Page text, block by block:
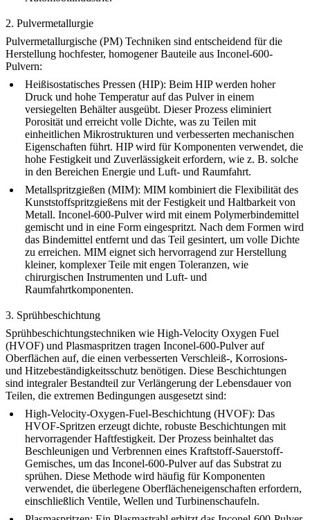
2. Pulvermetallurgie
Pulvermetallurgische (PM) Techniken sind entscheidend für die
Herstellung hochfester, homogener Bauteile aus Inconel-600-
Pulvern:
Heißisostatisches Pressen (HIP): Beim HIP werden hoher
Druck und hohe Temperatur auf das Pulver in einem
versiegelten Behälter ausgeübt. Dieser Prozess eliminiert
Porosität und erreicht volle Dichte, was zu Teilen mit
einheitlichen Mikrostrukturen und verbesserten mechanischen
Eigenschaften führt. HIP wird für Komponenten verwendet, die
hohe Festigkeit und Zuverlässigkeit erfordern, wie z. B. solche
in den Bereichen Energie und Luft- und Raumfahrt.
Metallspritzgießen (MIM): MIM kombiniert die Flexibilität des
Kunststoffspritzgießens mit der Festigkeit und Haltbarkeit von
Metall. Inconel-600-Pulver wird mit einem Polymerbindemittel
gemischt und in eine Form eingespritzt. Nach dem Formen wird
das Bindemittel entfernt und das Teil gesintert, um volle Dichte
zu erreichen. MIM eignet sich hervorragend zur Herstellung
kleiner, komplexer Teile mit engen Toleranzen, wie
chirurgischen Instrumenten und Luft- und
Raumfahrtkomponenten.
3. Sprühbeschichtung
Sprühbeschichtungstechniken wie High-Velocity Oxygen Fuel
(HVOF) und Plasmaspritzen tragen Inconel-600-Pulver auf
Oberflächen auf, die einen verbesserten Verschleiß-, Korrosions-
und Hitzebeständigkeitsschutz benötigen. Diese Beschichtungen
sind integraler Bestandteil zur Verlängerung der Lebensdauer von
Teilen, die extremen Bedingungen ausgesetzt sind:
High-Velocity-Oxygen-Fuel-Beschichtung (HVOF): Das
HVOF-Spritzen erzeugt dichte, robuste Beschichtungen mit
hervorragender Haftfestigkeit. Der Prozess beinhaltet das
Beschleunigen und Verbrennen eines Kraftstoff-Sauerstoff-
Gemisches, um das Inconel-600-Pulver auf das Substrat zu
sprühen. Diese Methode wird häufig für Komponenten
verwendet, die überlegene Oberflächeneigenschaften erfordern,
einschließlich Ventile, Wellen und Turbinenschaufeln.